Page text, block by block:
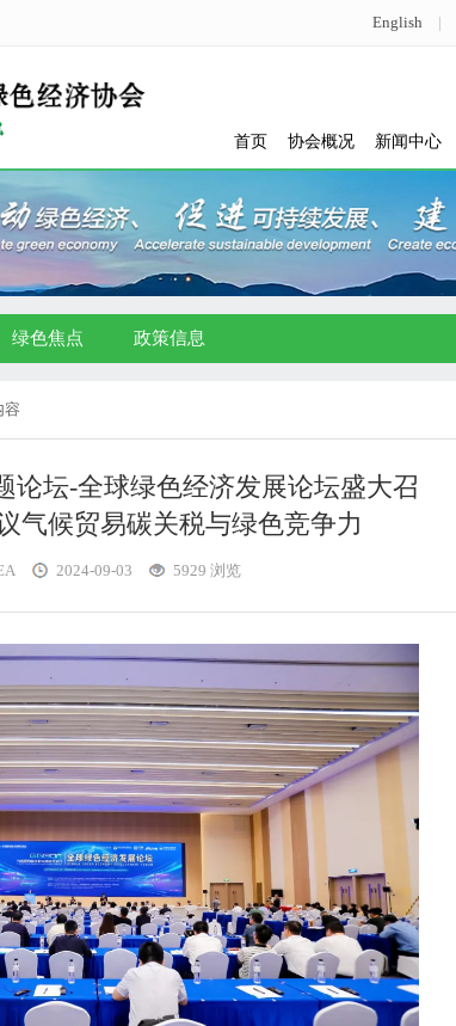
English |
首页 协会概况 新闻中心
绿色焦点 政策信息
容
论坛-全球绿色经济发展论坛盛大召
气候贸易碳关税与绿色竞争力
2024-09-03 5929 浏览